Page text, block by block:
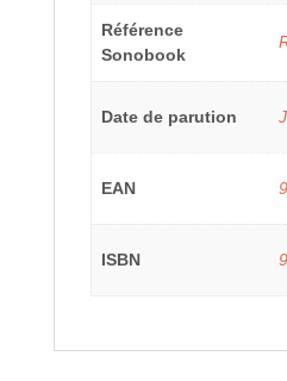
Référence
Sonobook
Date de parution
EAN
ISBN